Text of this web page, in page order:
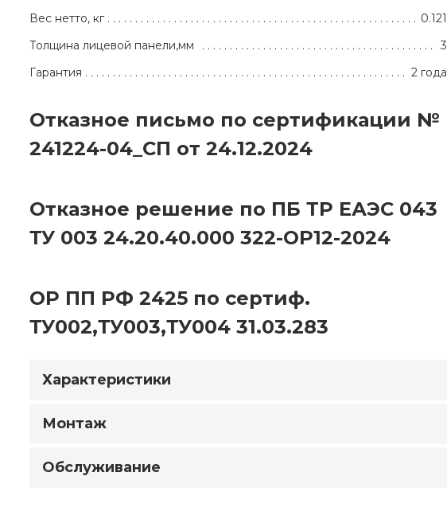
Вес нетто, кг
0.121
Толщина лицевой панели,мм
3
Гарантия
2 года
Отказное письмо по сертификации №
241224-04_СП от 24.12.2024
Отказное решение по ПБ ТР ЕАЭС 043
ТУ 003 24.20.40.000 322-ОР12-2024
ОР ПП РФ 2425 по сертиф.
ТУ002,ТУ003,ТУ004 31.03.283
Характеристики
Монтаж
Обслуживание